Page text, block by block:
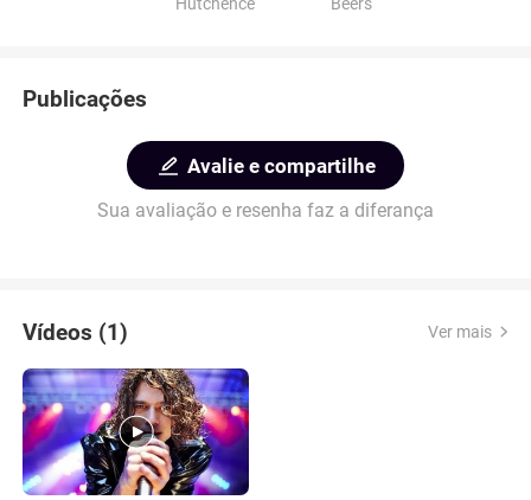
Publicações
Avalie e compartilhe
Sua avaliação e resenha faz a diferança
Vídeos (1) Ver mais